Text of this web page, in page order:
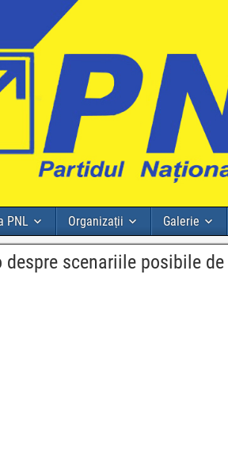
PNL Organizații Galerie
scenariile posibile